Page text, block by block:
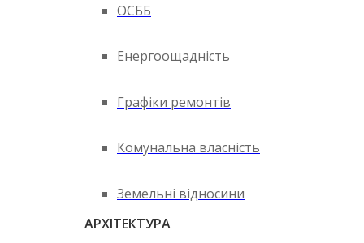
ОСББ
Енергоощадність
Графіки ремонтів
Комунальна власність
Земельні відносини
АРХІТЕКТУРА